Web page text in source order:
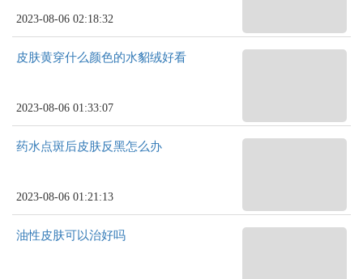
2023-08-06 02:18:32
皮肤黄穿什么颜色的水貂绒好看
2023-08-06 01:33:07
药水点斑后皮肤反黑怎么办
2023-08-06 01:21:13
油性皮肤可以治好吗